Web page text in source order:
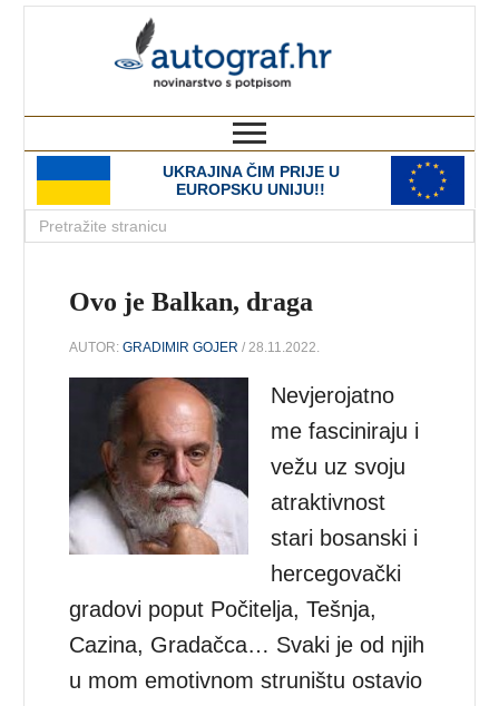
UKRAJINA ČIM PRIJE U
EUROPSKU UNIJU!!
Ovo je Balkan, draga
AUTOR:GRADIMIR GOJER / 28.11.2022.
Nevjerojatno
me fasciniraju i
vežu uz svoju
atraktivnost
stari bosanski i
hercegovački
gradovi poput Počitelja, Tešnja,
Cazina, Gradačca… Svaki je od njih
u mom emotivnom struništu ostavio